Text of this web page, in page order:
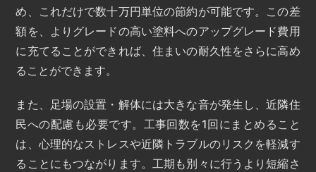
め、これだけで数十万円単位の節約が可能です。この差
額を、よりグレードの高い塗料へのアップグレード費用
に充てることができれば、住まいの耐久性をさらに高め
ることができます。
また、足場の設置・解体には大きな音が発生し、近隣住
民への配慮も必要です。工事回数を1回にまとめること
は、心理的なストレスや近隣トラブルのリスクを軽減す
ることにもつながります。工期も別々に行うより短縮さ